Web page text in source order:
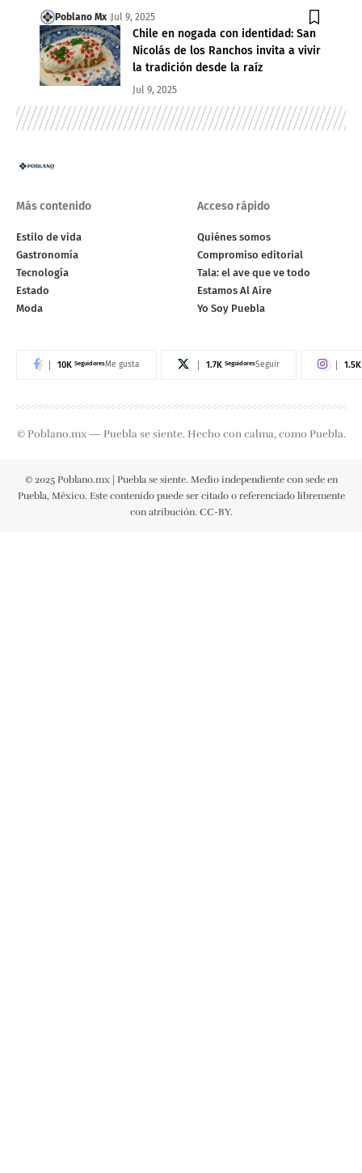
Poblano Mx Jul 9, 2025
Chile en nogada con identidad: San
Nicolás de los Ranchos invita a vivir
la tradición desde la raíz
Jul 9, 2025
Más contenido
Estilo de vida
Gastronomía
Tecnología
Estado
Moda
Acceso rápido
Quiénes somos
Compromiso editorial
Tala: el ave que ve todo
Estamos Al Aire
Yo Soy Puebla
10K SeguidoresMe gusta 1.7K SeguidoresSeguir 1.5K
© Poblano.mx — Puebla se siente. Hecho con calma, como Puebla.
© 2025 Poblano.mx | Puebla se siente. Medio independiente con sede en
Puebla, México. Este contenido puede ser citado o referenciado libremente
con atribución. CC-BY.